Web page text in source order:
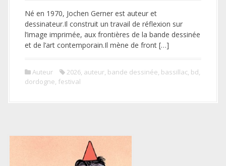
Né en 1970, Jochen Gerner est auteur et
dessinateur.Il construit un travail de réflexion sur
l’image imprimée, aux frontières de la bande dessinée
et de l’art contemporain.Il mène de front […]
Auteur 2026, auteur, bande dessinée, bassillac, bd,
dordogne, festival